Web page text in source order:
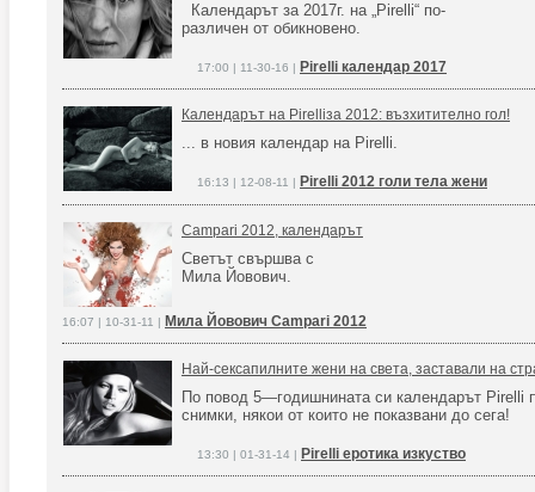
Календарът за 2017г. на „Pirelli“ по-
различен от обикновено.
17:00 | 11-30-16 | Pirelli календар 2017
Календарът на Pirelliза 2012: възхитително гол!
... в новия календар на Pirelli.
16:13 | 12-08-11 | Pirelli 2012 голи тела жени
Сampari 2012, календарът
Светът свършва с
Мила Йовович.
16:07 | 10-31-11 | Мила Йовович Campari 2012
Най-сексапилните жени на света, заставали на
По повод 5—годишнината си календарът Pirelli
снимки, някои от които не показвани до сега!
13:30 | 01-31-14 | Pirelli еротика изкуство